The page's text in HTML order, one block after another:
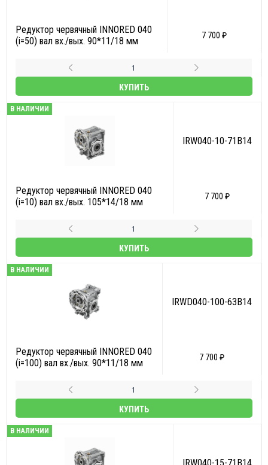
Редуктор червячный INNORED 040
(i=50) вал вх./вых. 90*11/18 мм
7 700 ₽
КУПИТЬ
В НАЛИЧИИ
IRW040-10-71B14
Редуктор червячный INNORED 040
(i=10) вал вх./вых. 105*14/18 мм
7 700 ₽
КУПИТЬ
В НАЛИЧИИ
IRWD040-100-63B14
Редуктор червячный INNORED 040
(i=100) вал вх./вых. 90*11/18 мм
7 700 ₽
КУПИТЬ
В НАЛИЧИИ
IRW040-15-71B14